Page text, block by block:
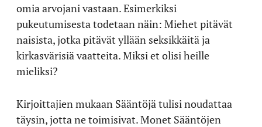
omia arvojani vastaan. Esimerkiksi
pukeutumisesta todetaan näin: Miehet pitävät
naisista, jotka pitävät yllään seksikkäitä ja
kirkasvärisiä vaatteita. Miksi et olisi heille
mieliksi?
Kirjoittajien mukaan Sääntöjä tulisi noudattaa
täysin, jotta ne toimisivat. Monet Sääntöjen